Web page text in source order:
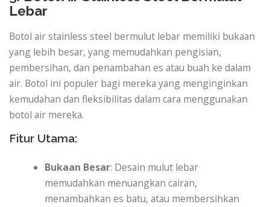
Lebar
Botol air stainless steel bermulut lebar memiliki bukaan
yang lebih besar, yang memudahkan pengisian,
pembersihan, dan penambahan es atau buah ke dalam
air. Botol ini populer bagi mereka yang menginginkan
kemudahan dan fleksibilitas dalam cara menggunakan
botol air mereka.
Fitur Utama:
Bukaan Besar: Desain mulut lebar
memudahkan menuangkan cairan,
menambahkan es batu, atau membersihkan